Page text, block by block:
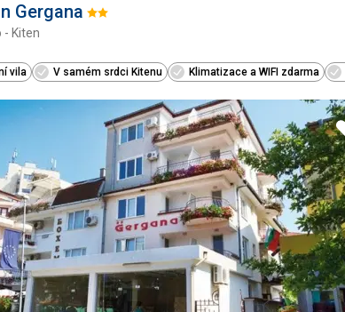
Gergana Hodnocení:
- Kiten
vila V samém srdci Kitenu Klimatizace a WIFI zdarma